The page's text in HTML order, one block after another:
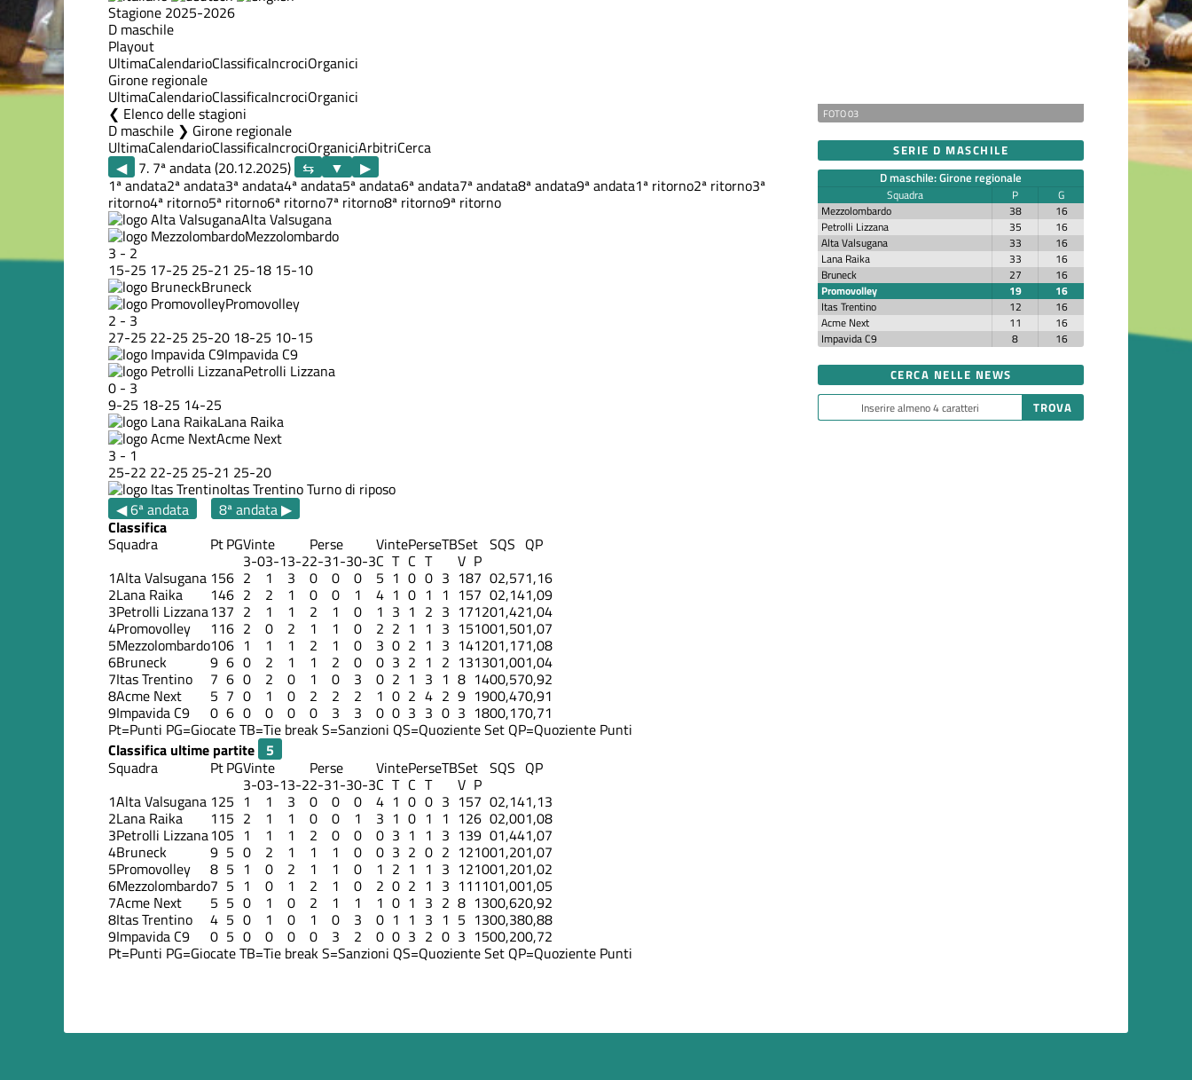
Stagione 2025-2026
D maschile
Playout
UltimaCalendarioClassificaIncrociOrganici
Girone regionale
UltimaCalendarioClassificaIncrociOrganici
Elenco delle stagioni
D maschile ❯ Girone regionale
UltimaCalendarioClassificaIncrociOrganiciArbitriCerca
◀ 7. 7ª andata (20.12.2025)
▶
1ª andata2ª andata3ª andata4ª andata5ª andata6ª andata7ª andata8ª andata9ª andata1ª ritorno2ª ritorno3ª
ritorno4ª ritorno5ª ritorno6ª ritorno7ª ritorno8ª ritorno9ª ritorno
Alta Valsugana
Mezzolombardo
3 - 2
15-25 17-25 25-21 25-18 15-10
Bruneck
Promovolley
2 - 3
27-25 22-25 25-20 18-25 10-15
Impavida C9
Petrolli Lizzana
0 - 3
9-25 18-25 14-25
Lana Raika
Acme Next
3 - 1
25-22 22-25 25-21 25-20
Itas TrentinoTurno di riposo
◀ 6ª andata
8ª andata ▶
Classifica
Squadra PtPGVinte Perse VintePerseTBSet SQS QP
3-03-13-22-31-30-3C T C T V P
1Alta Valsugana 156 2 1 3 0 0 0 5 1 0 0 3 187 02,571,16
2Lana Raika 146 2 2 1 0 0 1 4 1 0 1 1 157 02,141,09
3Petrolli Lizzana137 2 1 1 2 1 0 1 3 1 2 3 171201,421,04
4Promovolley 116 2 0 2 1 1 0 2 2 1 1 3 151001,501,07
5Mezzolombardo106 1 1 1 2 1 0 3 0 2 1 3 141201,171,08
6Bruneck 9 6 0 2 1 1 2 0 0 3 2 1 2 131301,001,04
7Itas Trentino 7 6 0 2 0 1 0 3 0 2 1 3 1 8 1400,570,92
8Acme Next 5 7 0 1 0 2 2 2 1 0 2 4 2 9 1900,470,91
9Impavida C9 0 6 0 0 0 0 3 3 0 0 3 3 0 3 1800,170,71
Pt=Punti PG=GiocateTB=Tie breakS=Sanzioni QS=Quoziente Set QP=Quoziente Punti
Classifica ultime partite
Squadra
PtPGVinte Perse VintePerseTBSet SQS QP
3-03-13-22-31-30-3C T C T V P
1Alta Valsugana 125 1 1 3 0 0 0 4 1 0 0 3 157 02,141,13
2Lana Raika 115 2 1 1 0 0 1 3 1 0 1 1 126 02,001,08
3Petrolli Lizzana105 1 1 1 2 0 0 0 3 1 1 3 139 01,441,07
4Bruneck 9 5 0 2 1 1 1 0 0 3 2 0 2 121001,201,07
5Promovolley 8 5 1 0 2 1 1 0 1 2 1 1 3 121001,201,02
6Mezzolombardo7 5 1 0 1 2 1 0 2 0 2 1 3 111101,001,05
7Acme Next 5 5 0 1 0 2 1 1 1 0 1 3 2 8 1300,620,92
8Itas Trentino 4 5 0 1 0 1 0 3 0 1 1 3 1 5 1300,380,88
9Impavida C9 0 5 0 0 0 0 3 2 0 0 3 2 0 3 1500,200,72
Pt=Punti PG=GiocateTB=Tie breakS=Sanzioni QS=Quoziente Set QP=Quoziente Punti
FOTO 03
SERIE D MASCHILE
D maschile: Girone regionale
Squadra P
G
Mezzolombardo
38
16
Petrolli Lizzana
35
16
Alta Valsugana
33
16
Lana Raika
33
16
Bruneck
27
16
Promovolley
19
16
Itas Trentino
12
16
Acme Next
11
16
Impavida C9
8 16
CERCA NELLE NEWS